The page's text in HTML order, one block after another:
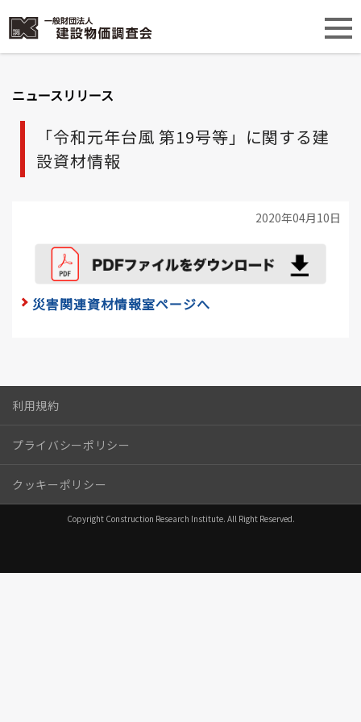
ニュースリリース
「令和元年台風 第19号等」に関する建
設資材情報
2020年04月10日
災害関連資材情報室ページへ
利用規約
プライバシーポリシー
クッキーポリシー
Copyright Construction Research Institute. All Right Reserved.